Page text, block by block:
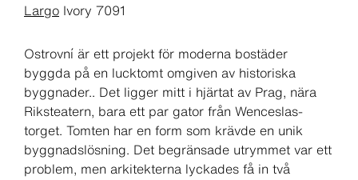
Largo Ivory 7091
Ostrovní är ett projekt för moderna bostäder
byggda på en lucktomt omgiven av historiska
byggnader.. Det ligger mitt i hjärtat av Prag, nära
Riksteatern, bara ett par gator från Wenceslas-
torget. Tomten har en form som krävde en unik
byggnadslösning. Det begränsade utrymmet var ett
problem, men arkitekterna lyckades få in två